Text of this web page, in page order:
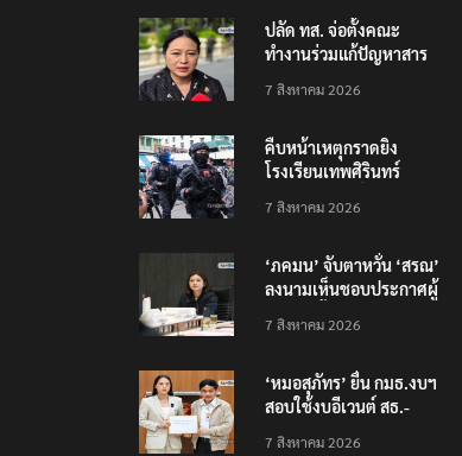
ปลัด ทส. จ่อตั้งคณะ
ทำงานร่วมแก้ปัญหาสาร
ไทย-เมียนมา
7 สิงหาคม 2026
คืบหน้าเหตุกราดยิง
โรงเรียนเทพศิรินทร์
15 เสียชีวิตแล้ว 5
7 สิงหาคม 2026
‘ภคมน’ จับตาหวั่น ‘สรณ’
ลงนามเห็นชอบประกาศผู้
โครงการกองทุน USO
7 สิงหาคม 2026
‘หมอสุภัทร’ ยื่น กมธ.งบฯ
สอบใช้งบอีเวนต์ สธ.-
7 สิงหาคม 2026